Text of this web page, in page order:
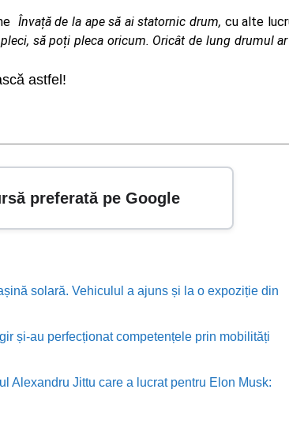
Învață de la ape să ai statornic drum, cu alte
să poți pleca oricum. Oricât de lung drumul
astfel!
preferată pe Google
solară. Vehiculul a ajuns și la o expoziție din
și-au perfecționat competențele prin mobilități
Alexandru Jittu care a lucrat pentru Elon Musk: